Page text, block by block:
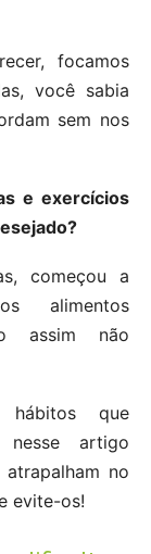
focamos
você sabia
sem nos
e exercícios
começou a
alimentos
assim não
hábitos que
artigo
atrapalham no
evite-os!